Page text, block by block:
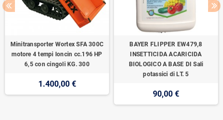
Minitransporter Wortex SFA 300C
motore 4 tempi loncin cc.196 HP
6,5 con cingoli KG. 300
1.400,00 €
BAYER FLIPPER EW479,8
INSETTICIDA ACARICIDA
BIOLOGICO A BASE DI Sali
potassici di LT. 5
90,00 €